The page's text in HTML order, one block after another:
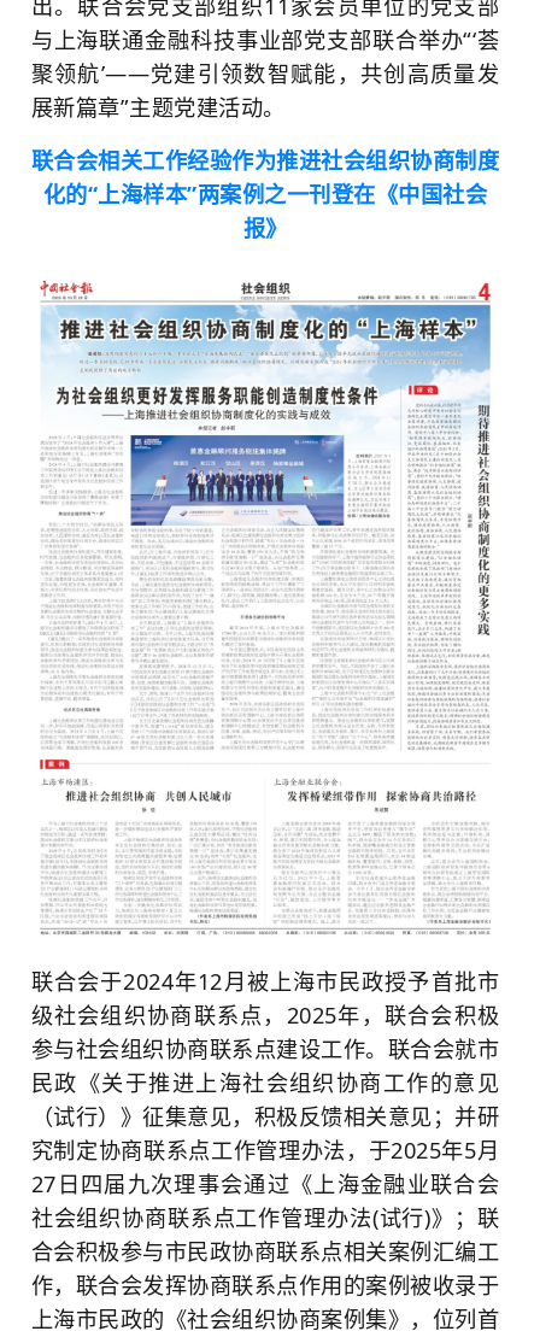
出。联合会党支部组织11家会员单位的党支部
与上海联通金融科技事业部党支部联合举办“‘荟
聚领航’——党建引领数智赋能，共创高质量发
展新篇章”主题党建活动。
联合会相关工作经验作为推进社会组织协商制度
化的“上海样本”两案例之一刊登在《中国社会
报》
联合会于2024年12月被上海市民政授予首批市
级社会组织协商联系点，2025年，联合会积极
参与社会组织协商联系点建设工作。联合会就市
民政《关于推进上海社会组织协商工作的意见
（试行）》征集意见，积极反馈相关意见；并研
究制定协商联系点工作管理办法，于2025年5月
27日四届九次理事会通过《上海金融业联合会
社会组织协商联系点工作管理办法(试行)》；联
合会积极参与市民政协商联系点相关案例汇编工
作，联合会发挥协商联系点作用的案例被收录于
上海市民政的《社会组织协商案例集》，位列首